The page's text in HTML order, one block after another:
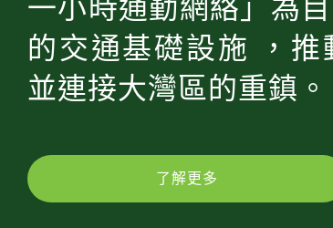
一小時通勤網絡」為
的交通基礎設施 ，推
並連接大灣區的重鎮。
了解更多